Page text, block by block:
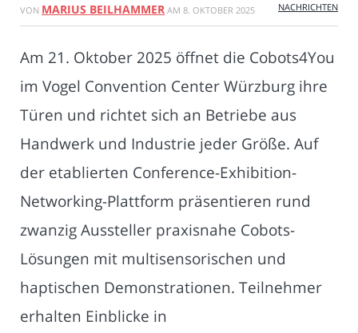
VON MARIUS BEILHAMMER AM 8. OKTOBER 2025 NACHRICHTEN
Am 21. Oktober 2025 öffnet die Cobots4You
im Vogel Convention Center Würzburg ihre
Türen und richtet sich an Betriebe aus
Handwerk und Industrie jeder Größe. Auf
der etablierten Conference-Exhibition-
Networking-Plattform präsentieren rund
zwanzig Aussteller praxisnahe Cobots-
Lösungen mit multisensorischen und
haptischen Demonstrationen. Teilnehmer
erhalten Einblicke in